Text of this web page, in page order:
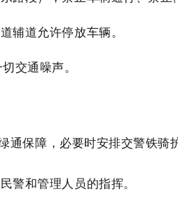
辅道允许停放车辆。
交通噪声。
保障，必要时安排交警铁骑护
警和管理人员的指挥。